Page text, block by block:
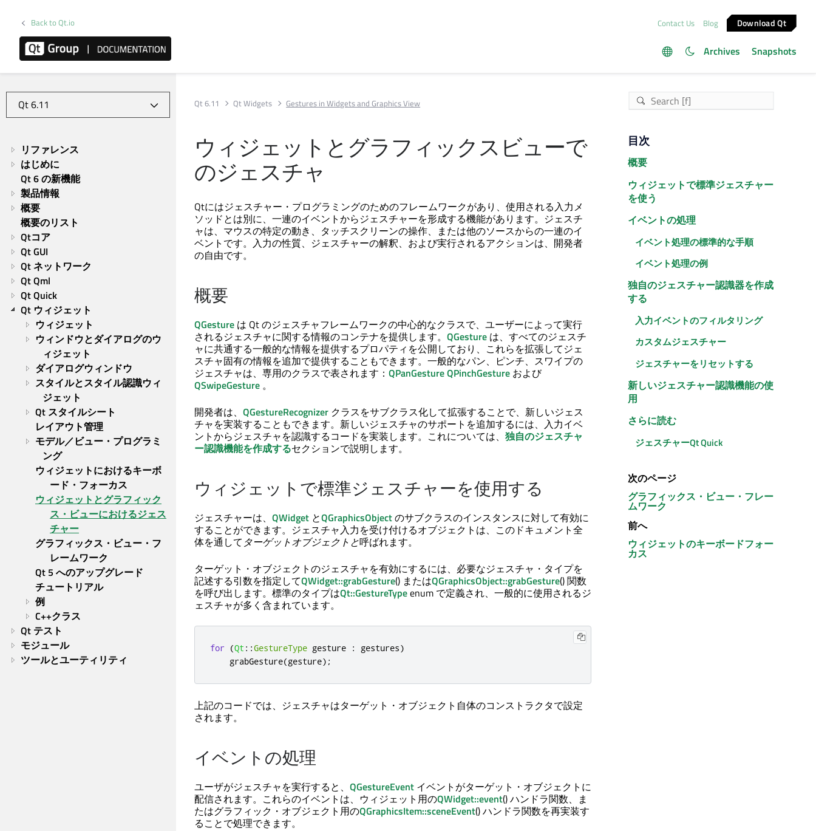
Back to Qt.io Contact Us Blog Download Qt
Archives Snapshots
リファレンス
はじめに
Qt 6 の新機能
製品情報
概要
概要のリスト
Qtコア
Qt GUI
Qt ネットワーク
Qt Qml
Qt Quick
Qt ウィジェット
ウィジェット
ウィンドウとダイアログのウ
ィジェット
ダイアログウィンドウ
スタイルとスタイル認識ウィ
ジェット
Qt スタイルシート
レイアウト管理
モデル／ビュー・プログラミ
ング
ウィジェットにおけるキーボ
ード・フォーカス
ウィジェットとグラフィック
ス・ビューにおけるジェス
チャー
グラフィックス・ビュー・フ
レームワーク
Qt 5 へのアップグレード
チュートリアル
例
C++クラス
Qt テスト
モジュール
ツールとユーティリティ
Qt 6.11 Qt Widgets Gestures in Widgets and Graphics View
ウィジェットとグラフィックスビューで
のジェスチャ
Qtにはジェスチャー・プログラミングのためのフレームワークがあり、使用される入力メ
ソッドとは別に、一連のイベントからジェスチャーを形成する機能があります。ジェスチ
ャは、マウスの特定の動き、タッチスクリーンの操作、または他のソースからの一連のイ
ベントです。入力の性質、ジェスチャーの解釈、および実行されるアクションは、開発者
の自由です。
概要
QGesture は Qt のジェスチャフレームワークの中心的なクラスで、ユーザーによって実行
されるジェスチャに関する情報のコンテナを提供します。 QGesture は、すべてのジェスチ
ャに共通する一般的な情報を提供するプロパティを公開しており、これらを拡張してジェ
スチャ固有の情報を追加で提供することもできます。一般的なパン、ピンチ、スワイプの
ジェスチャは、専用のクラスで表されます： QPanGestureQPinchGesture および
QSwipeGesture 。
開発者は、 QGestureRecognizer クラスをサブクラス化して拡張することで、新しいジェス
チャを実装することもできます。新しいジェスチャのサポートを追加するには、入力イベ
ントからジェスチャを認識するコードを実装します。これについては、 独自のジェスチャ
ー認識機能を作成するセクションで説明します。
ウィジェットで標準ジェスチャーを使用する
ジェスチャーは、 QWidget とQGraphicsObjectのサブクラスのインスタンスに対して有効に
することができます。ジェスチャ入力を受け付けるオブジェクトは、このドキュメント全
体を通して ターゲットオブジェクトと呼ばれます。
ターゲット・オブジェクトのジェスチャを有効にするには、必要なジェスチャ・タイプを
記述する引数を指定してQWidget::grabGesture() またはQGraphicsObject::grabGesture() 関数
を呼び出します。標準のタイプはQt::GestureTypeenum で定義され、一般的に使用されるジ
ェスチャが多く含まれています。
for (Qt ::GestureType gesture : gestures)
    grabGesture
(gesture);
上記のコードでは、ジェスチャはターゲット・オブジェクト自体のコンストラクタで設定
されます。
イベントの処理
ユーザがジェスチャを実行すると、 QGestureEvent イベントがターゲット・オブジェクトに
配信されます。これらのイベントは、ウィジェット用のQWidget::event() ハンドラ関数、ま
たはグラフィック・オブジェクト用のQGraphicsItem::sceneEvent() ハンドラ関数を再実装す
ることで処理できます。
目次
概要
ウィジェットで標準ジェスチャー
を使う
イベントの処理
イベント処理の標準的な手順
イベント処理の例
独自のジェスチャー認識器を作成
する
入力イベントのフィルタリング
カスタムジェスチャー
ジェスチャーをリセットする
新しいジェスチャー認識機能の使
用
さらに読む
ジェスチャーQt Quick
次のページ
グラフィックス・ビュー・フレー
ムワーク
前へ
ウィジェットのキーボードフォー
カス